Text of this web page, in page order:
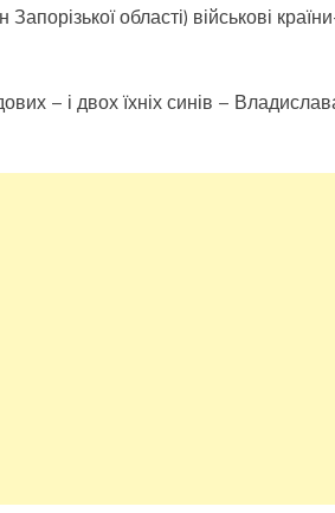
області) військові
– і двох їхніх синів –